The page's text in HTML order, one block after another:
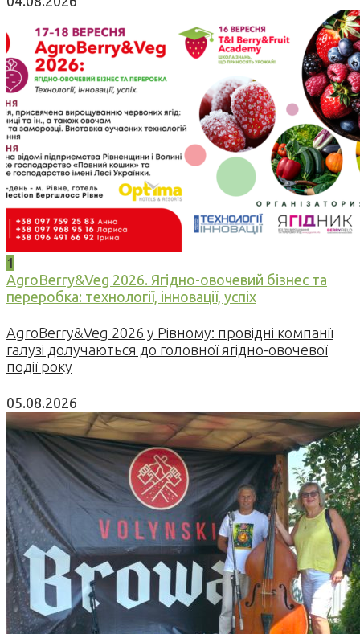
1
AgroBerry&Veg 2026. Ягідно-овочевий бізнес та
переробка: технології, інновації, успіх
AgroBerry&Veg 2026 у Рівному: провідні компанії
галузі долучаються до головної ягідно-овочевої
події року
05.08.2026